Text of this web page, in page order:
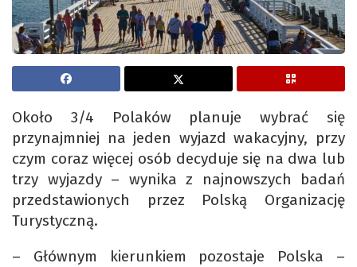
Około 3/4 Polaków planuje wybrać się
przynajmniej na jeden wyjazd wakacyjny, przy
czym coraz więcej osób decyduje się na dwa lub
trzy wyjazdy – wynika z najnowszych badań
przedstawionych przez Polską Organizację
Turystyczną.
– Głównym kierunkiem pozostaje Polska –